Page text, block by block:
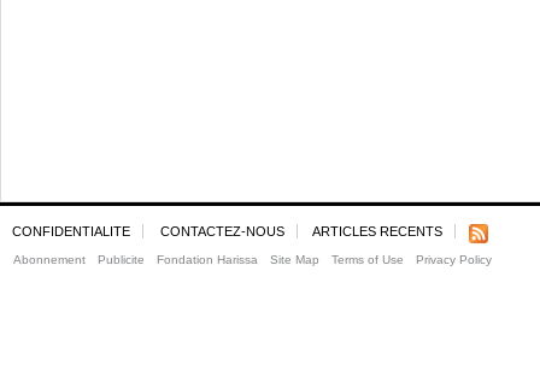
CONFIDENTIALITE CONTACTEZ-NOUS ARTICLES RECENTS
Abonnement Publicite Fondation Harissa Site Map Terms of Use Privacy Policy